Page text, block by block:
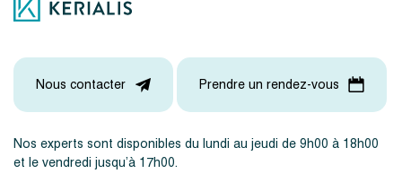
Nos experts sont disponibles du lundi au jeudi de 9h00 à 18h00
et le vendredi jusqu’à 17h00.
Nous contacter Prendre un rendez-vous